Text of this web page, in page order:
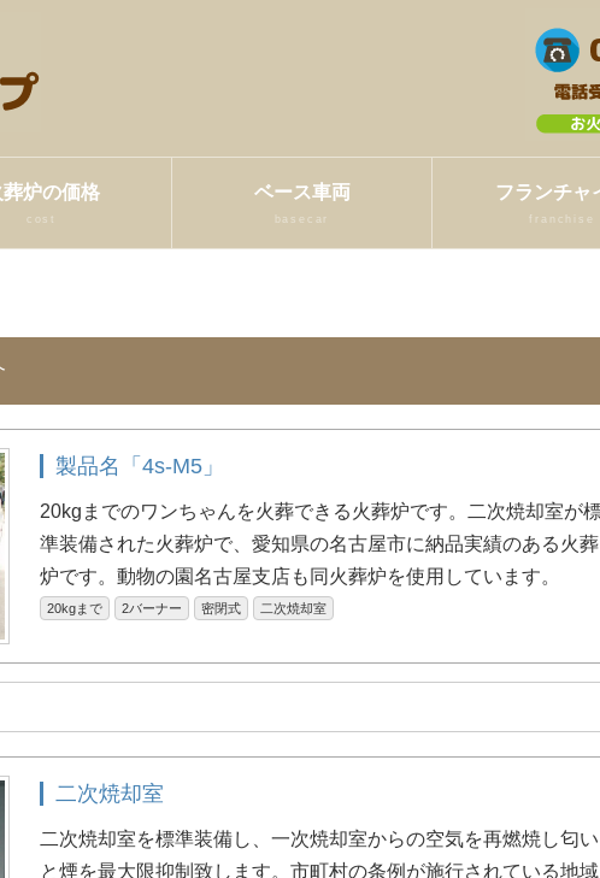
葬炉の価格
cost
ベース車両
basecar
フランチャ
franchise
製品名「4s-M5」
20kgまでのワンちゃんを火葬できる火葬炉です。二次焼却室が
準装備された火葬炉で、愛知県の名古屋市に納品実績のある火葬
炉です。動物の園名古屋支店も同火葬炉を使用しています。
20kgまで 2バーナー 密閉式 二次焼却室
二次焼却室
二次焼却室を標準装備し、一次焼却室からの空気を再燃焼し匂い
と煙を最大限抑制致します。市町村の条例が施行されている地域